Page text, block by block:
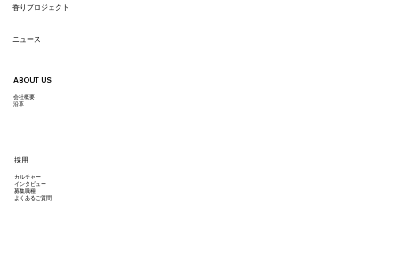
ABOUT US
会社概要
沿革
香りプロジェクト
ニュース
採用
カルチャー
インタビュー
募集職種
よくあるご質問